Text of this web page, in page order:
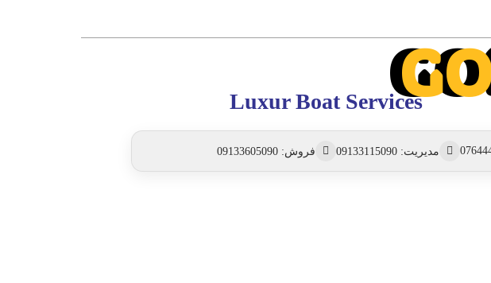
Luxur Boat Services
مدیریت: 09133115090 فروش: 09133605090